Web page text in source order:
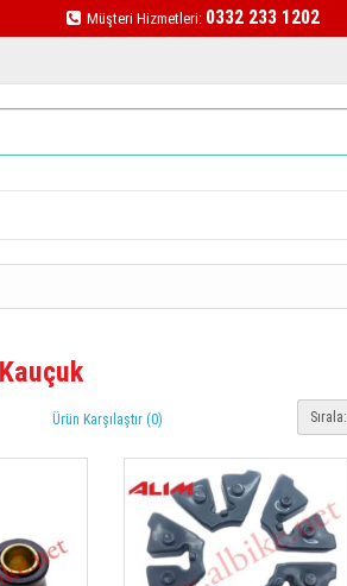
Müşteri Hizmetleri: 0332 233 1202
Ürün Karşılaştır (0) Sırala: